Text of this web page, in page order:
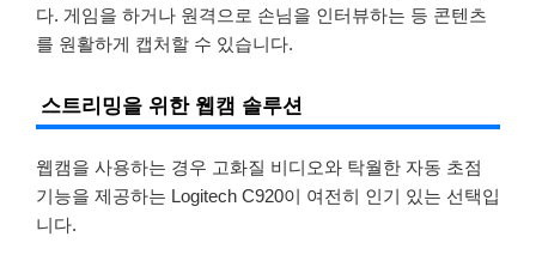
다. 게임을 하거나 원격으로 손님을 인터뷰하는 등 콘텐츠
를 원활하게 캡처할 수 있습니다.
스트리밍을 위한 웹캠 솔루션
웹캠을 사용하는 경우 고화질 비디오와 탁월한 자동 초점
기능을 제공하는 Logitech C920이 여전히 인기 있는 선택입
니다.